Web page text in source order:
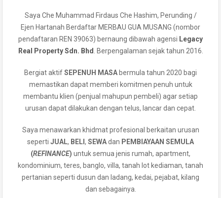
Saya Che Muhammad Firdaus Che Hashim, Perunding /
Ejen Hartanah Berdaftar MERBAU GUA MUSANG (nombor
pendaftaran REN 39063) bernaung dibawah agensi Legacy
Real Property Sdn. Bhd
. Berpengalaman sejak tahun 2016.
Bergiat aktifSEPENUH MASA bermula tahun 2020 bagi
memastikan dapat memberi komitmen penuh untuk
membantu klien (penjual mahupun pembeli) agar setiap
urusan dapat dilakukan dengan telus, lancar dan cepat.
Saya menawarkan khidmat profesional berkaitan urusan
seperti JUAL, BELI , SEWAdan PEMBIAYAAN SEMULA
(REFINANCE) untuk semua jenis rumah, apartment,
kondominium, teres, banglo, villa, tanah lot kediaman, tanah
pertanian seperti dusun dan ladang, kedai, pejabat, kilang
dan sebagainya.